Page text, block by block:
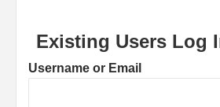
Existing Users Log
Username or Email